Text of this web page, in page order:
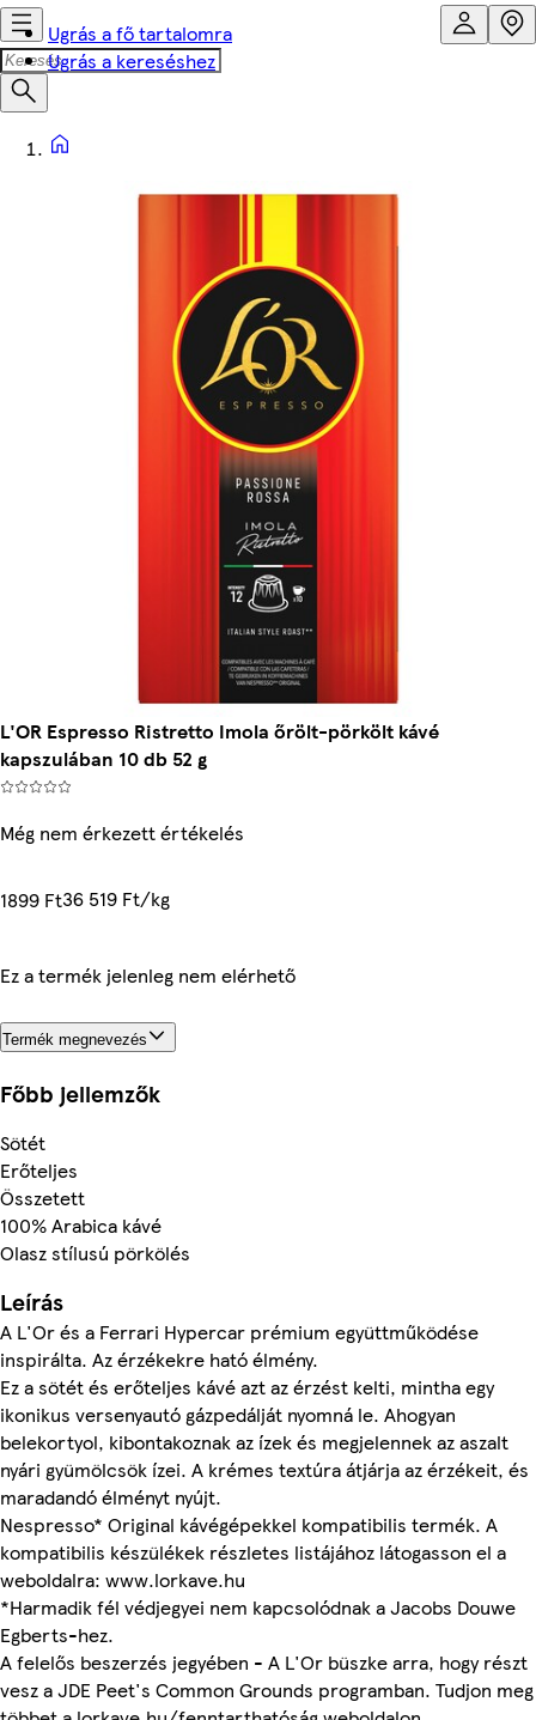
Ugrás a fő tartalomra
Ugrás a kereséshez
L'OR Espresso Ristretto Imola őrölt-pörkölt kávé
kapszulában 10 db 52 g
Még nem érkezett értékelés
1899 Ft36 519 Ft/kg
Ez a termék jelenleg nem elérhető
Termék megnevezés
Főbb jellemzők
Sötét
Erőteljes
Összetett
100% Arabica kávé
Olasz stílusú pörkölés
Leírás
A L'Or és a Ferrari Hypercar prémium együttműködése
inspirálta. Az érzékekre ható élmény.
Ez a sötét és erőteljes kávé azt az érzést kelti, mintha egy
ikonikus versenyautó gázpedálját nyomná le. Ahogyan
belekortyol, kibontakoznak az ízek és megjelennek az aszalt
nyári gyümölcsök ízei. A krémes textúra átjárja az érzékeit, és
maradandó élményt nyújt.
Nespresso* Original kávégépekkel kompatibilis termék. A
kompatibilis készülékek részletes listájához látogasson el a
weboldalra: www.lorkave.hu
*Harmadik fél védjegyei nem kapcsolódnak a Jacobs Douwe
Egberts-hez.
A felelős beszerzés jegyében - A L'Or büszke arra, hogy részt
vesz a JDE Peet's Common Grounds programban. Tudjon meg